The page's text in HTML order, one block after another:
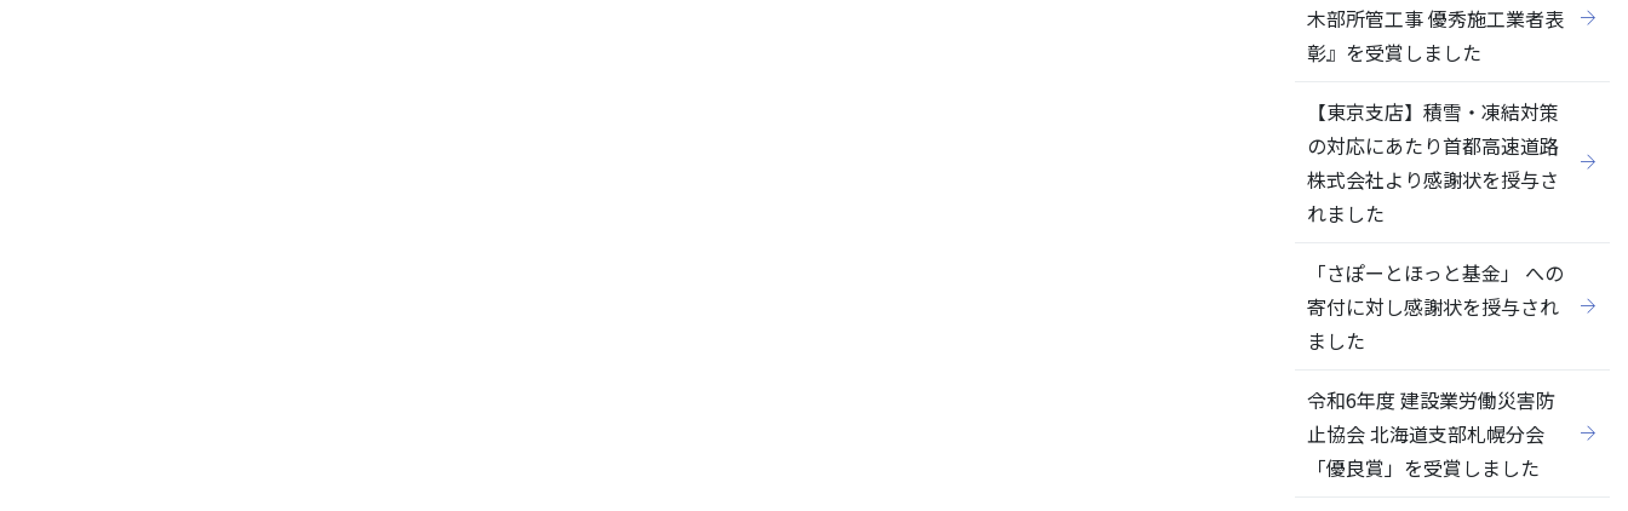
木部所管工事 優秀施工業者表
彰』を受賞しました
【東京支店】積雪・凍結対策
の対応にあたり首都高速道路
株式会社より感謝状を授与さ
れました
「さぽーとほっと基金」 への
寄付に対し感謝状を授与され
ました
令和6年度 建設業労働災害防
止協会 北海道支部札幌分会
「優良賞」を受賞しました